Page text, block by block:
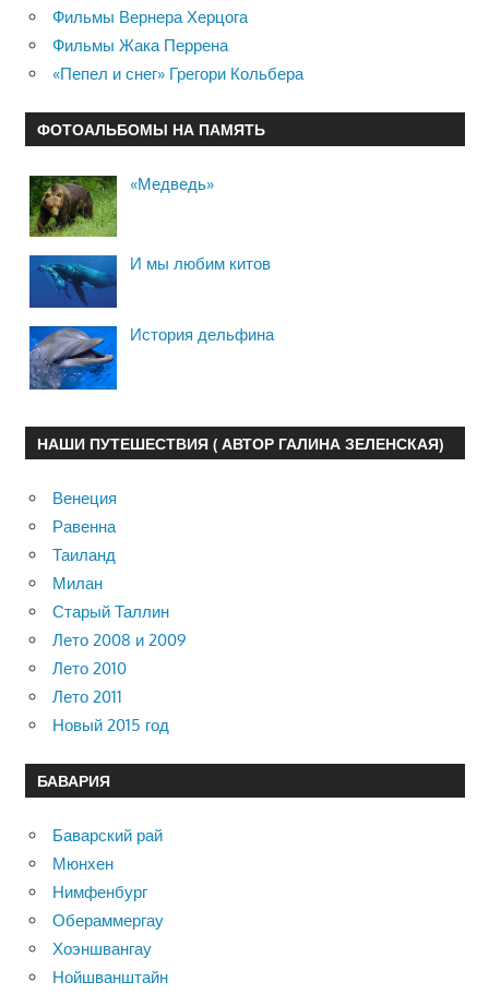
Фильмы Вернера Херцога
Фильмы Жака Перрена
«Пепел и снег» Грегори Кольбера
ФОТОАЛЬБОМЫ НА ПАМЯТЬ
«Медведь»
И мы любим китов
История дельфина
НАШИ ПУТЕШЕСТВИЯ ( АВТОР ГАЛИНА ЗЕЛЕНСКАЯ)
Венеция
Равенна
Таиланд
Милан
Старый Таллин
Лето 2008 и 2009
Лето 2010
Лето 2011
Новый 2015 год
БАВАРИЯ
Баварский рай
Мюнхен
Нимфенбург
Обераммергау
Хоэншвангау
Нойшванштайн